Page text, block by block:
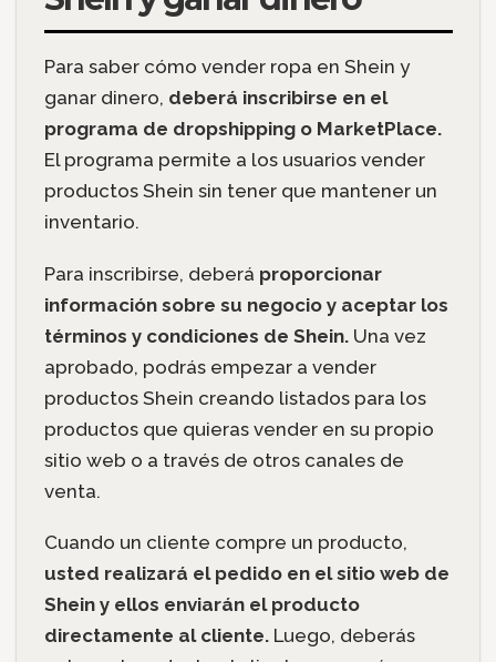
Para saber cómo vender ropa en Shein y
ganar dinero, deberá inscribirse en el
programa de dropshipping o MarketPlace.
El programa permite a los usuarios vender
productos Shein sin tener que mantener un
inventario.
Para inscribirse, deberá proporcionar
información sobre su negocio y aceptar los
términos y condiciones de Shein. Una vez
aprobado, podrás empezar a vender
productos Shein creando listados para los
productos que quieras vender en su propio
sitio web o a través de otros canales de
venta.
Cuando un cliente compre un producto,
usted realizará el pedido en el sitio web de
Shein y ellos enviarán el producto
directamente al cliente.Luego, deberás